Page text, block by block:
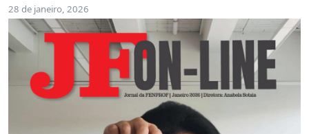
28 de janeiro, 2026